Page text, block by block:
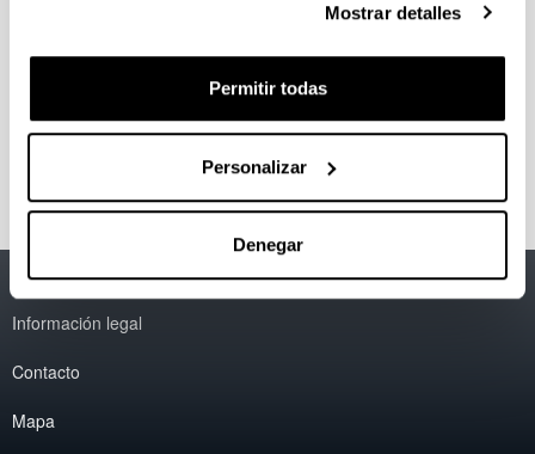
Mostrar detalles
Permitir todas
Personalizar
Denegar
Iñigo Kortabarria Iparragirre
Accesibilidad
Información legal
Contacto
Mapa
EHU